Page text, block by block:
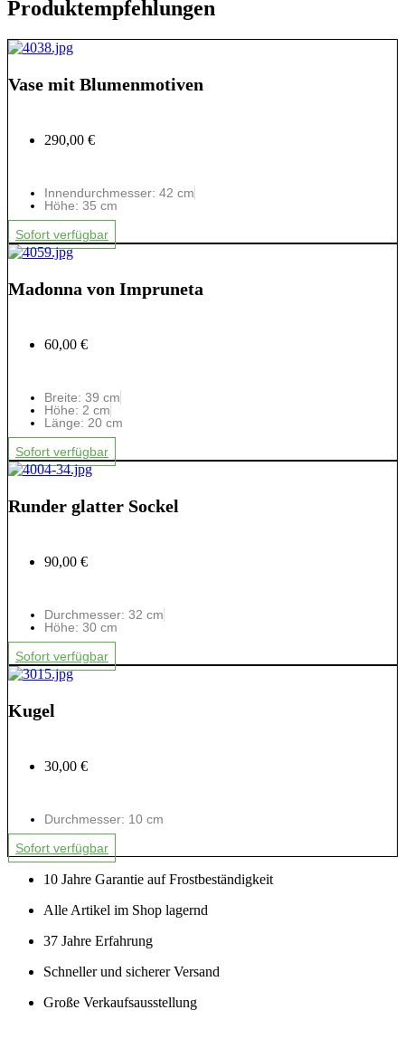
Produktempfehlungen
Vase mit Blumenmotiven
290,00 €
Innendurchmesser: 42 cm
Höhe: 35 cm
Sofort verfügbar
Madonna von Impruneta
60,00 €
Breite: 39 cm
Höhe: 2 cm
Länge: 20 cm
Sofort verfügbar
Runder glatter Sockel
90,00 €
Durchmesser: 32 cm
Höhe: 30 cm
Sofort verfügbar
Kugel
30,00 €
Durchmesser: 10 cm
Sofort verfügbar
10 Jahre Garantie auf Frostbeständigkeit
Alle Artikel im Shop lagernd
37 Jahre Erfahrung
Schneller und sicherer Versand
Große Verkaufsausstellung